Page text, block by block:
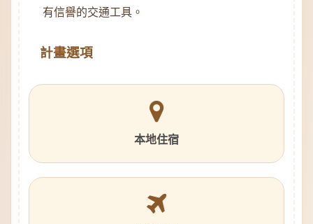
有信譽的交通工具。
計畫選項
本地住宿